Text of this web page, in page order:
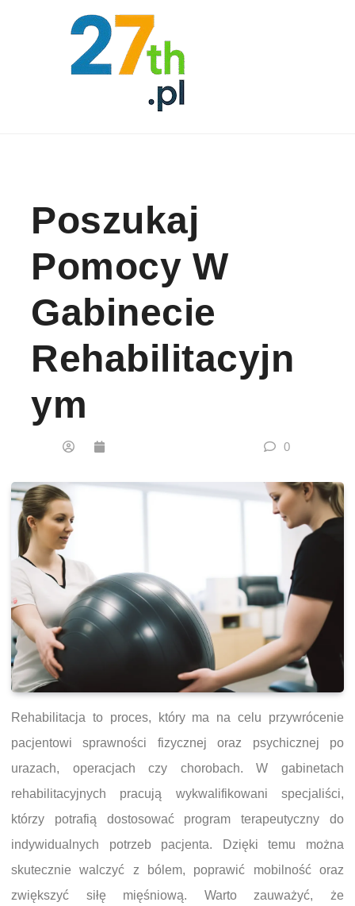
Poszukaj
Pomocy W
Gabinecie
Rehabilitacyjn
Ym
0
Rehabilitacja to proces, który ma na celu przywrócenie
pacjentowi sprawności fizycznej oraz psychicznej po
urazach, operacjach czy chorobach. W gabinetach
rehabilitacyjnych pracują wykwalifikowani specjaliści,
którzy potrafią dostosować program terapeutyczny do
indywidualnych potrzeb pacjenta. Dzięki temu można
skutecznie walczyć z bólem, poprawić mobilność oraz
zwiększyć siłę mięśniową. Warto zauważyć, że